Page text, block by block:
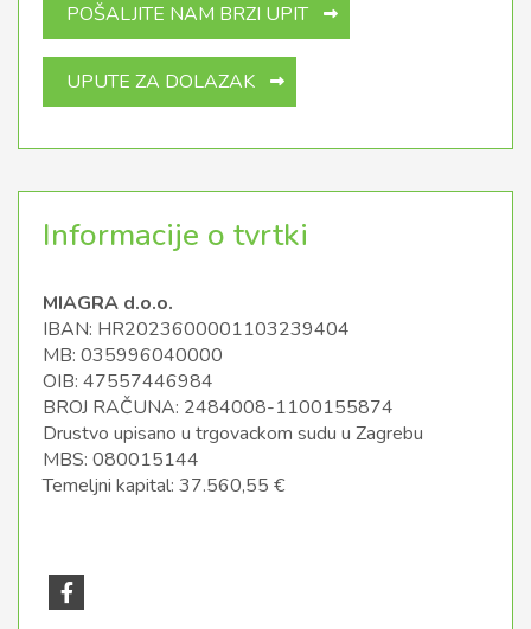
POŠALJITE NAM BRZI UPIT
UPUTE ZA DOLAZAK
Informacije o tvrtki
MIAGRA d.o.o.
IBAN: HR2023600001103239404
MB: 035996040000
OIB: 47557446984
BROJ RAČUNA: 2484008-1100155874
Drustvo upisano u trgovackom sudu u Zagrebu
MBS: 080015144
Temeljni kapital: 37.560,55 €